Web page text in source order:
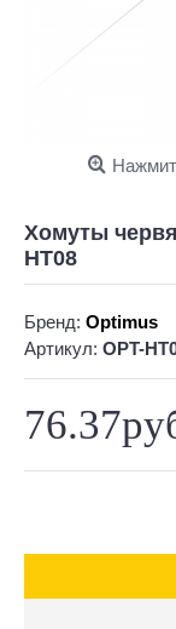
Хомуты
HT08
Бренд: Optimus
Артикул: OPT-